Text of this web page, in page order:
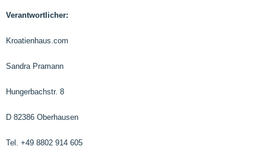
Verantwortlicher:
Kroatienhaus.com
Sandra Pramann
Hungerbachstr. 8
D 82386 Oberhausen
Tel. +49 8802 914 605